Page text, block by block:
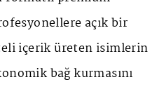
açık bir
içerik üreten isimlerin
bağ kurmasını